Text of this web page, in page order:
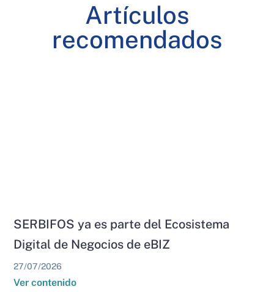
Artículos
recomendados
SERBIFOS ya es parte del Ecosistema
Digital de Negocios de eBIZ
27/07/2026
Ver contenido